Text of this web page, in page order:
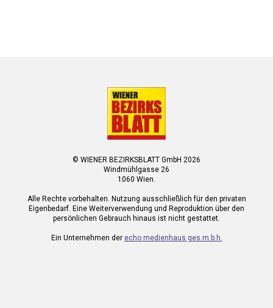
© WIENER BEZIRKSBLATT GmbH 2026
Windmühlgasse 26
1060 Wien.
Alle Rechte vorbehalten. Nutzung ausschließlich für den privaten
Eigenbedarf. Eine Weiterverwendung und Reproduktion über den
persönlichen Gebrauch hinaus ist nicht gestattet.
Ein Unternehmen der echo medienhaus ges.m.b.h.